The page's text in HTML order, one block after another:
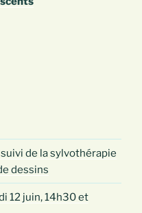
de la sylvothérapie
dessins
12 juin, 14h30 et